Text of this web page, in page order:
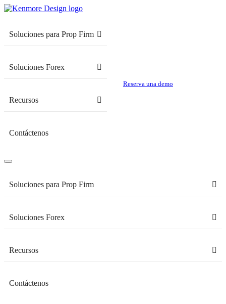
Soluciones para Prop Firm
Soluciones Forex
Recursos
Contáctenos
Reserva una demo
Soluciones para Prop Firm
Soluciones Forex
Recursos
Contáctenos